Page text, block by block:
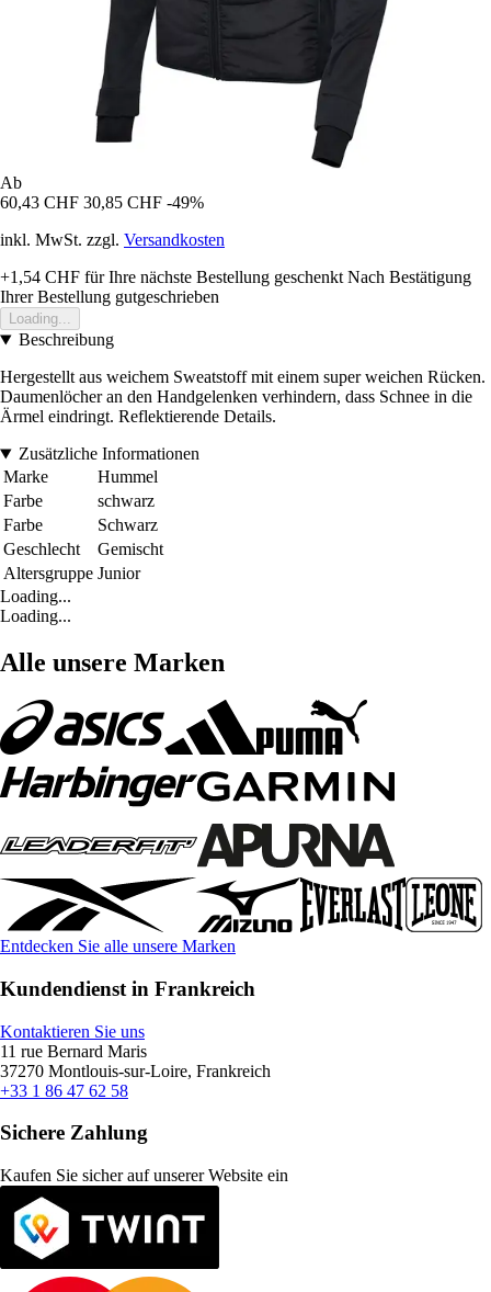
Ab
60,43 CHF 30,85 CHF -49%
inkl. MwSt. zzgl. Versandkosten
+1,54 CHF für Ihre nächste Bestellung geschenkt Nach Bestätigung
Ihrer Bestellung gutgeschrieben
Loading...
Beschreibung
Hergestellt aus weichem Sweatstoff mit einem super weichen Rücken.
Daumenlöcher an den Handgelenken verhindern, dass Schnee in die
Ärmel eindringt. Reflektierende Details.
Zusätzliche Informationen
Marke
Hummel
Farbe
schwarz
Farbe
Schwarz
Geschlecht
Gemischt
Altersgruppe Junior
Loading...
Loading...
Alle unsere Marken
Entdecken Sie alle unsere Marken
Kundendienst in Frankreich
Kontaktieren Sie uns
11 rue Bernard Maris
37270 Montlouis-sur-Loire, Frankreich
+33 1 86 47 62 58
Sichere Zahlung
Kaufen Sie sicher auf unserer Website ein